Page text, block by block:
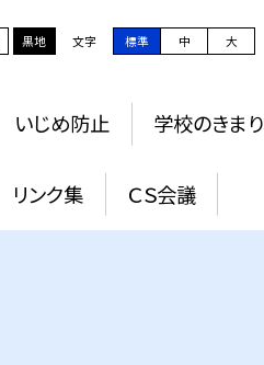
黒地 文字 標準 中 大
いじめ防止 学校のきまり
リンク集 ＣＳ会議